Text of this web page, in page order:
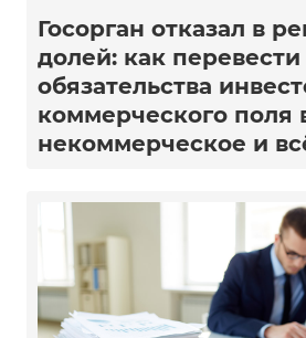
Госорган отказал в
долей: как перевести
обязательства
коммерческого поля
некоммерческое и